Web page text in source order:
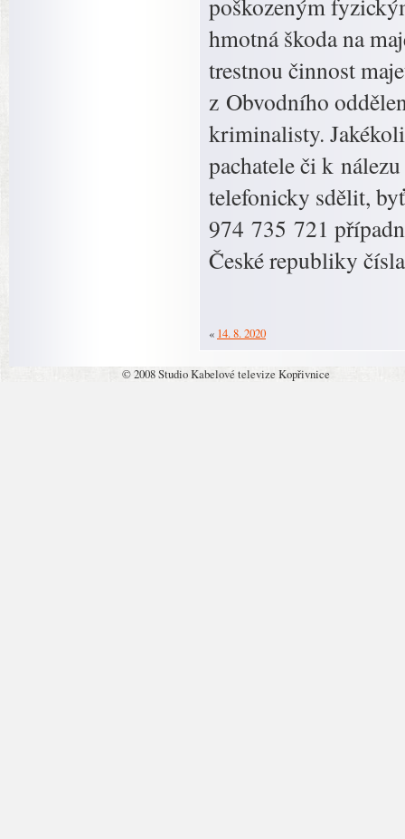
poškozeným
hmotná škoda na
trestnou činnost
z Obvodního
kriminalisty.
pachatele či k
telefonicky sdělit,
974 735 721
České republiky
« 14. 8. 2020
© 2008 Studio Kabelové televize Kopřivnice